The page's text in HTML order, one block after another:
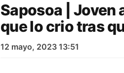
Saposoa | Joven
que lo crio tras
12 mayo, 2023 13:51